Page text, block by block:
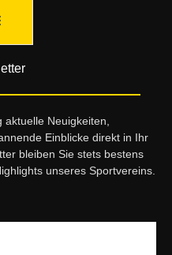
Neuigkeiten,
Einblicke direkt in Ihr
bleiben Sie stets bestens
unseres Sportvereins.